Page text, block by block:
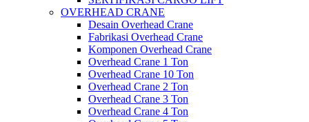
OVERHEAD CRANE
Desain Overhead Crane
Fabrikasi Overhead Crane
Komponen Overhead Crane
Overhead Crane 1 Ton
Overhead Crane 10 Ton
Overhead Crane 2 Ton
Overhead Crane 3 Ton
Overhead Crane 4 Ton